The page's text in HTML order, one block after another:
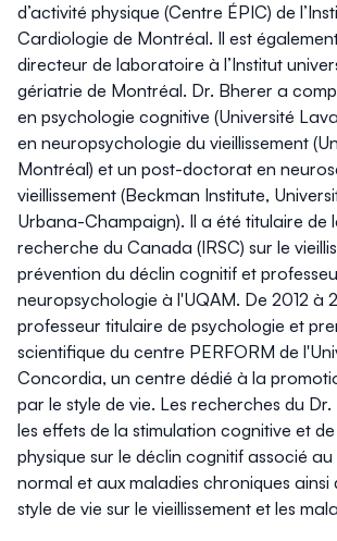
d’activité physique (Centre ÉPIC) de
Cardiologie de Montréal. Il est
directeur de laboratoire à l’Institut
gériatrie de Montréal. Dr. Bherer a
en psychologie cognitive (Université
en neuropsychologie du vieillissement
Montréal) et un post-doctorat en
vieillissement (Beckman Institute,
Urbana-Champaign). Il a été titulaire de
recherche du Canada (IRSC) sur le
prévention du déclin cognitif et
neuropsychologie à l'UQAM. De 2012 à
professeur titulaire de psychologie et
scientifique du centre PERFORM de
Concordia, un centre dédié à la
par le style de vie. Les recherches du
les effets de la stimulation cognitive et de
physique sur le déclin cognitif associé au
normal et aux maladies chroniques ainsi
style de vie sur le vieillissement et les